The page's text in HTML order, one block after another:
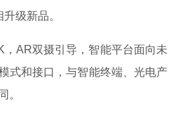
级新品。
，AR双摄引导，智能平台面向未
式和接口，与智能终端、光电产
。